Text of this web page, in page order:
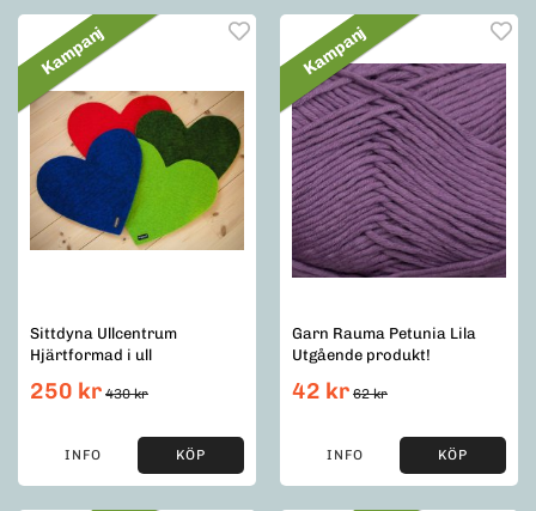
Kampanj
Sittdyna Ullcentrum
Hjärtformad i ull
250 kr 430 kr
INFO KÖP
Kampanj
Garn Rauma Petunia Lila
Utgående produkt!
42 kr 62 kr
INFO KÖP